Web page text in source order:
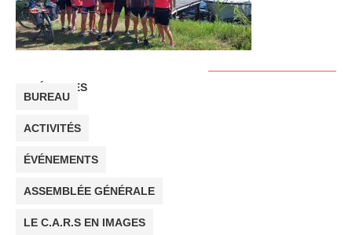
CATÉGORIES
BUREAU
ACTIVITÉS
ÉVÉNEMENTS
ASSEMBLÉE GÉNÉRALE
LE C.A.R.S EN IMAGES